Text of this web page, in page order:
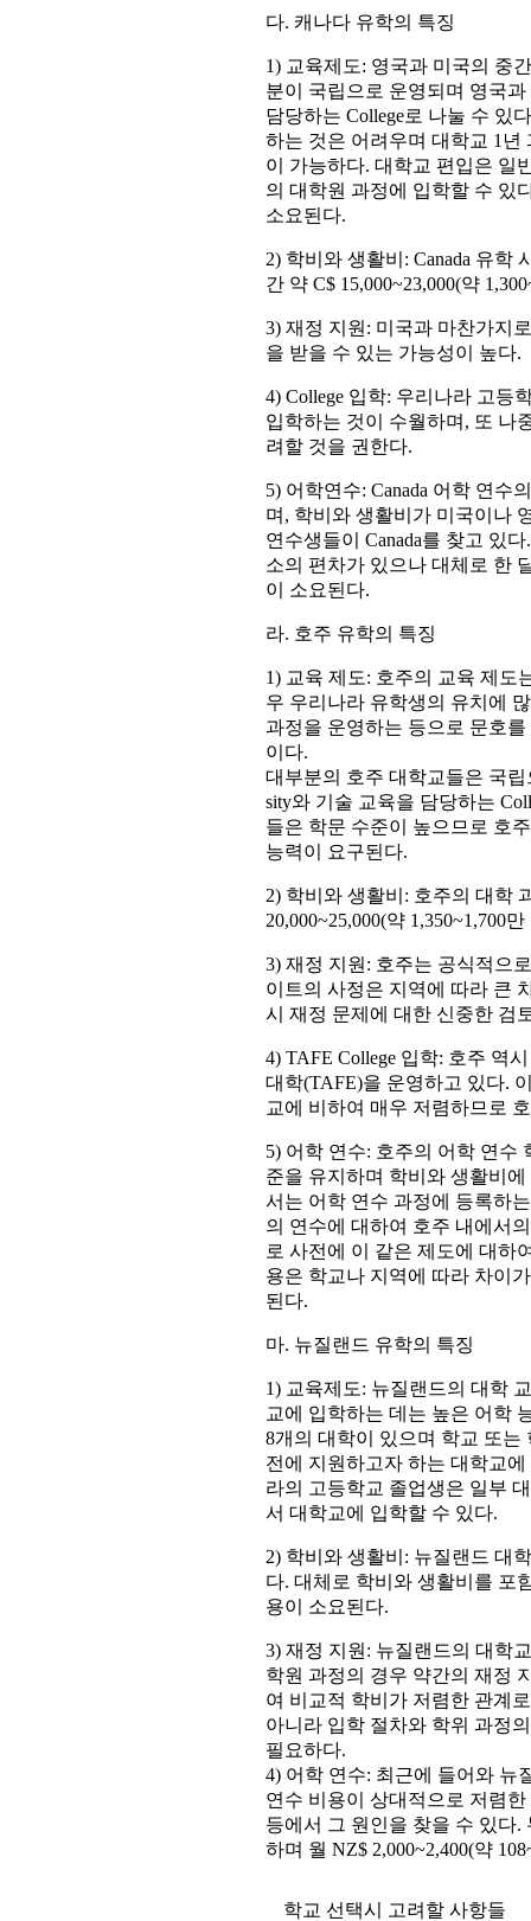
다. 캐나다 유학의 특징
1) 교육제도: 영국과 미국의 중
분이 국립으로 운영되며 영국
담당하는 College로 나눌 수 있
하는 것은 어려우며 대학교 1년
이 가능하다. 대학교 편입은 일
의 대학원 과정에 입학할 수 있
소요된다.
2) 학비와 생활비: Canada 유학
간 약 C$ 15,000~23,000(약
3) 재정 지원: 미국과 마찬가지
을 받을 수 있는 가능성이 높다.
4) College 입학: 우리나라 고등
입학하는 것이 수월하며, 또 나
려할 것을 권한다.
5) 어학연수: Canada 어학 연수
며, 학비와 생활비가 미국이나
연수생들이 Canada를 찾고 있
소의 편차가 있으나 대체로 한
이 소요된다.
라. 호주 유학의 특징
1) 교육 제도: 호주의 교육 제도
우 우리나라 유학생의 유치에
과정을 운영하는 등으로 문호
이다.
대부분의 호주 대학교들은 국
sity와 기술 교육을 담당하는
들은 학문 수준이 높으므로 호
능력이 요구된다.
2) 학비와 생활비: 호주의 대학
20,000~25,000(약 1,350~1,700
3) 재정 지원: 호주는 공식적으
이트의 사정은 지역에 따라 큰
시 재정 문제에 대한 신중한 검
4) TAFE College 입학: 호주 역
대학(TAFE)을 운영하고 있다.
교에 비하여 매우 저렴하므로
5) 어학 연수: 호주의 어학 연수
준을 유지하며 학비와 생활비
서는 어학 연수 과정에 등록하
의 연수에 대하여 호주 내에서
로 사전에 이 같은 제도에 대하
용은 학교나 지역에 따라 차이
된다.
마. 뉴질랜드 유학의 특징
1) 교육제도: 뉴질랜드의 대학
교에 입학하는 데는 높은 어학
8개의 대학이 있으며 학교 또
전에 지원하고자 하는 대학교
라의 고등학교 졸업생은 일부
서 대학교에 입학할 수 있다.
2) 학비와 생활비: 뉴질랜드 대
다. 대체로 학비와 생활비를 포
용이 소요된다.
3) 재정 지원: 뉴질랜드의 대학
학원 과정의 경우 약간의 재정
여 비교적 학비가 저렴한 관계
아니라 입학 절차와 학위 과정
필요하다.
4) 어학 연수: 최근에 들어와 뉴
연수 비용이 상대적으로 저렴
등에서 그 원인을 찾을 수 있다
하며 월 NZ$ 2,000~2,400(약
학교 선택시 고려할 사항들